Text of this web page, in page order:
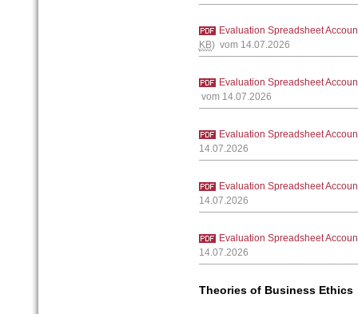
Evaluation Spreadsheet
KB) vom 14.07.2026
Evaluation Spreadsheet
vom 14.07.2026
Evaluation Spreadsheet
14.07.2026
Evaluation Spreadsheet
14.07.2026
Evaluation Spreadsheet
14.07.2026
Theories of Business Ethics